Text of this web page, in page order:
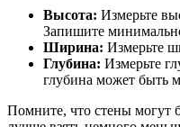
Высота: Измерьте
Запишите
Ширина: Измерьте
Глубина: Измерьте
глубина может быть
Помните, что стены могут